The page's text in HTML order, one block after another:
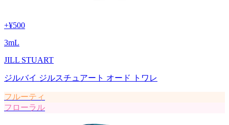
+¥500
3mL
JILL STUART
ジルバイ ジルスチュアート オード トワレ
フルーティ
フローラル